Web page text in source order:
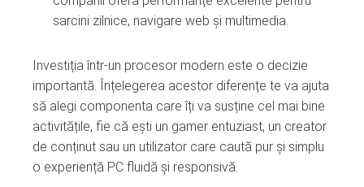
sarcini zilnice, navigare web și multimedia.
Investiția într-un procesor modern este o decizie
importantă. Înțelegerea acestor diferențe te va ajuta
să alegi componenta care îți va susține cel mai bine
activitățile, fie că ești un gamer entuziast, un creator
de conținut sau un utilizator care caută pur și simplu
o experiență PC fluidă și responsivă.